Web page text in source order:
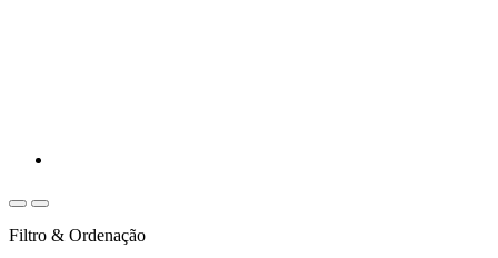
Filtro & Ordenação